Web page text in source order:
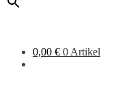
0,00 € 0 Artikel